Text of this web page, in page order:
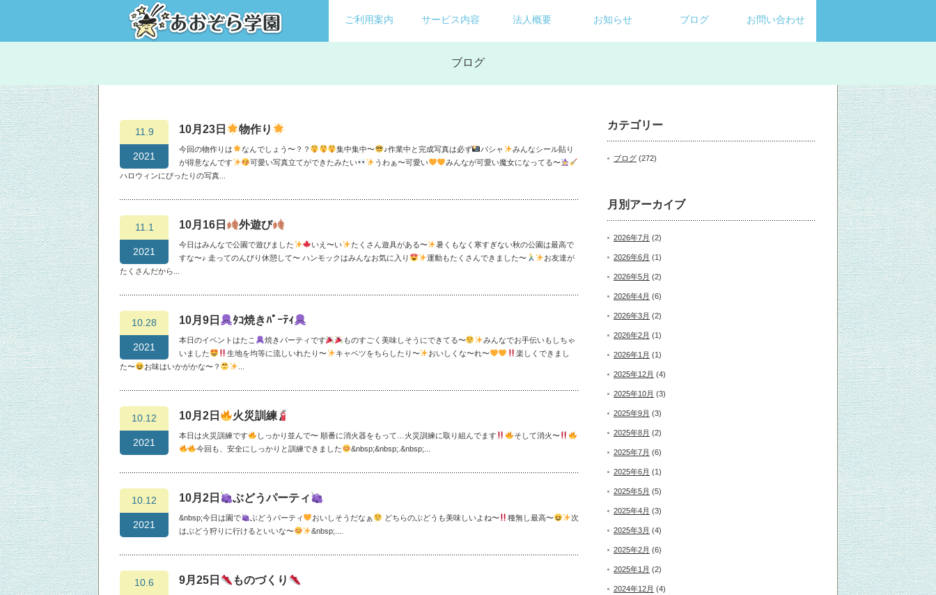
ご利用案内 サービス内容 法人概要 お知らせ ブログ お問い合わせ
ブログ
11.9
2021
10月23日 物作り
今回の物作りは なんでしょう〜？？ 集中集中〜 ♪作業中と完成写真は必ず パシャ
みんなシール貼り
が得意なんです
可愛い写真立てができたみたい うわぁ〜可愛い
みんなが可愛い魔女になってる〜
ハロウィンにぴったりの写真...
11.1
2021
10月16日 外遊び
今日はみんなで公園で遊びました いえ〜い たくさん遊具がある〜
暑くもなく寒すぎない秋の公園は最高で
すな〜♪ 走ってのんびり休憩して〜 ハンモックはみんなお気に入り
運動もたくさんできました〜
お友達が
たくさんだから...
10.28
2021
10月9日 ﾀｺ焼きﾊﾟｰﾃｨ
本日のイベントはたこ 焼きパーティです ものすごく美味しそうにできてる〜
みんなでお手伝いもしちゃ
いました
生地を均等に流しいれたり〜 キャベツをちらしたり〜 おいしくな〜れ〜
楽しくできまし
た〜
お味はいかがかな〜？
10.12
2021
10月2日 火災訓練
本日は火災訓練です しっかり並んで〜 順番に消火器をもって…火災訓練に取り組んでます
そして消火〜
今回も、安全にしっかりと訓練できました
&nbsp;&nbsp;.&nbsp;...
10.12
2021
10月2日 ぶどうパーティ
&nbsp;今日は園で ぶどうパーティ おいしそうだなぁ どちらのぶどうも美味しいよね〜 種無し最高〜
次
はぶどう狩りに行けるといいな〜
&nbsp;....
10.6 9月25日 ものづくり
カテゴリー
ブログ (272)
月別アーカイブ
2026年7月 (2)
2026年6月 (1)
2026年5月 (2)
2026年4月 (6)
2026年3月 (2)
2026年2月 (1)
2026年1月 (1)
2025年12月 (4)
2025年10月 (3)
2025年9月 (3)
2025年8月 (2)
2025年7月 (6)
2025年6月 (1)
2025年5月 (5)
2025年4月 (3)
2025年3月 (4)
2025年2月 (6)
2025年1月 (2)
2024年12月 (4)